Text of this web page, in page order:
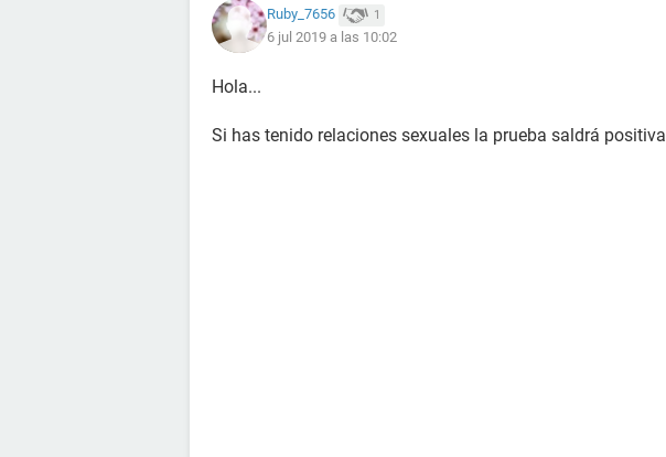
Ruby_7656 1
6 jul 2019 a las 10:02
Hola...
Si has tenido relaciones sexuales la prueba saldrá positiva